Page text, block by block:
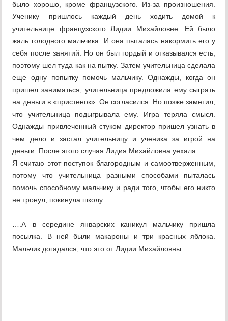
было хорошо, кроме французского. Из-за произношения.
Ученику пришлось каждый день ходить домой к
учительнице французского Лидии Михайловне. Ей было
жаль голодного мальчика. И она пыталась накормить его у
себя после занятий. Но он был гордый и отказывался есть,
поэтому шел туда как на пытку. Затем учительница сделала
еще одну попытку помочь мальчику. Однажды, когда он
пришел заниматься, учительница предложила ему сыграть
на деньги в «пристенок». Он согласился. Но позже заметил,
что учительница подыгрывала ему. Игра теряла смысл.
Однажды привлеченный стуком директор пришел узнать в
чем дело и застал учительницу и ученика за игрой на
деньги. После этого случая Лидия Михайловна уехала.
Я считаю этот поступок благородным и самоотверженным,
потому что учительница разными способами пыталась
помочь способному мальчику и ради того, чтобы его никто
не тронул, покинула школу.
….А в середине январских каникул мальчику пришла
посылка. В ней были макароны и три красных яблока.
Мальчик догадался, что это от Лидии Михайловны.